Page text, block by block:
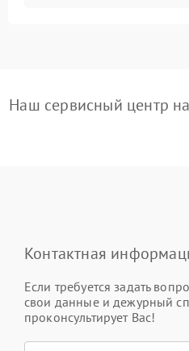
Наш сервисный центр
Контактная
Если требуется задать
свои данные и дежурный
проконсультирует Вас!